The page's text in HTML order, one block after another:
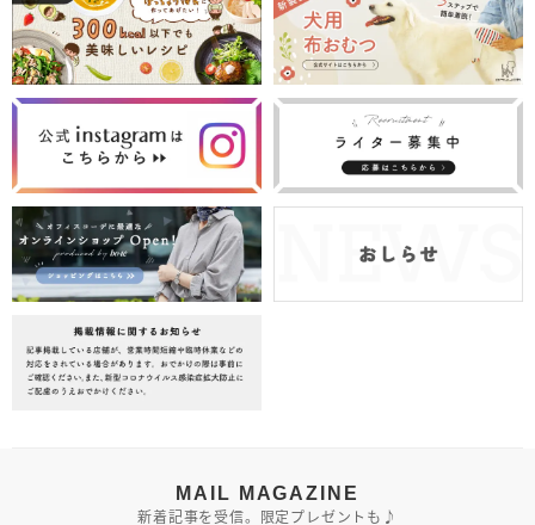
MAIL MAGAZINE
新着記事を受信。限定プレゼントも♪